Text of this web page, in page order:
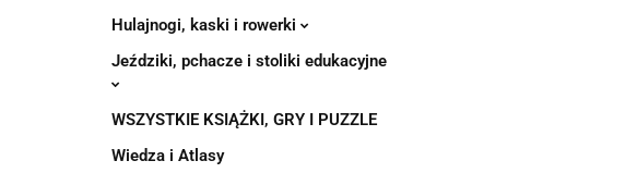
Hulajnogi, kaski i rowerki
Jeździki, pchacze i stoliki edukacyjne
WSZYSTKIE KSIĄŻKI, GRY I PUZZLE
Wiedza i Atlasy